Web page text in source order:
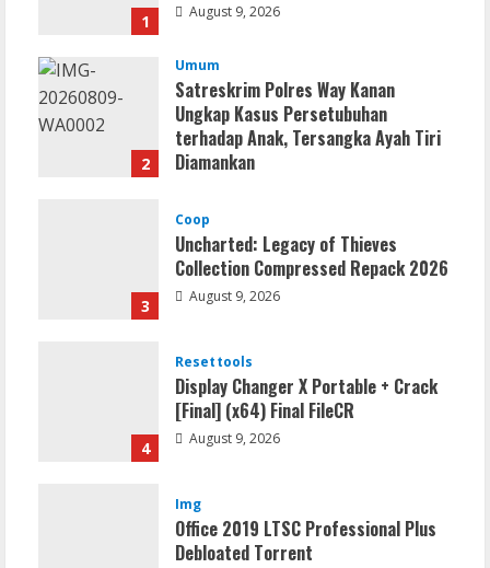
1 August 9, 2026
2
Umum
Satreskrim Polres Way Kanan
Ungkap Kasus Persetubuhan
terhadap Anak, Tersangka Ayah Tiri
Diamankan
3
Coop
Uncharted: Legacy of Thieves
Collection Compressed Repack 2026
August 9, 2026
4
Resettools
Display Changer X Portable + Crack
[Final] (x64) Final FileCR
August 9, 2026
Img
Office 2019 LTSC Professional Plus
Debloated Tоrrеnt